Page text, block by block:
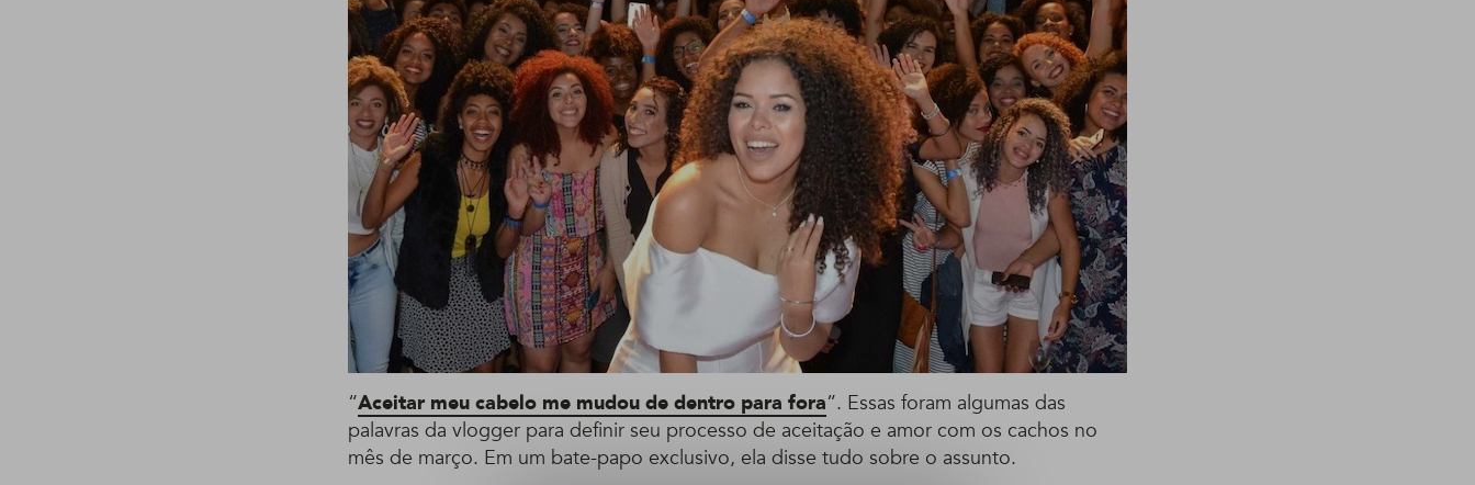
“Aceitar meu cabelo me mudou de dentro para fora”. Essas foram algumas das
palavras da vlogger para definir seu processo de aceitação e amor com os cachos no
mês de março. Em um bate-papo exclusivo, ela disse tudo sobre o assunto.